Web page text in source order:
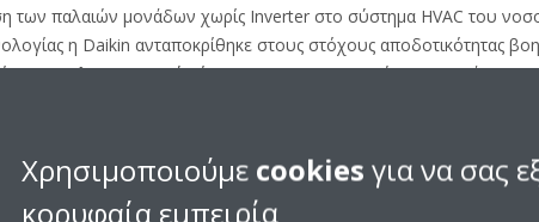
των παλαιών μονάδων χωρίς Inverter στο σύστημα HVAC του
η Daikin ανταποκρίθηκε στους στόχους αποδοτικότητας
του λειτουργικού κόστους και των εκπομπών CO2 κατά 25%.
αυτών των στόχων το έργο απαιτούσε μια περιβαλλοντικά φιλική
HFO που έχουν θέσει νέα πρότυπα στα φιλικά προς το
του πλανήτη (ΔΘΠ) 200 φορές χαμηλότερο από το R-134a. Οι
Χρησιμοποιούμε cookies για να σας
κορυφαία εμπειρία